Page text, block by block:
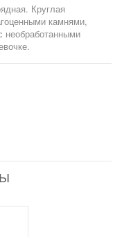
Круглая
камнями,
необработанными